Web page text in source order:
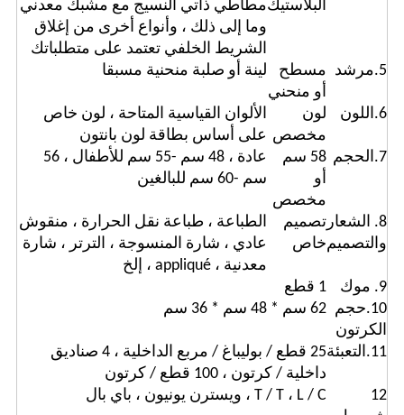
البلاستيكمطاطي ذاتي النسيج مع مشبك معدني
وما إلى ذلك ، وأنواع أخرى من إغلاق
الشريط الخلفي تعتمد على متطلباتك
5.مرشد
مسطح
أو منحني
لينة أو صلبة منحنية مسبقا
6.اللون
لون
مخصص
الألوان القياسية المتاحة ، لون خاص
على أساس بطاقة لون بانتون
7.الحجم
58 سم
أو
مخصص
عادة ، 48 سم -55 سم للأطفال ، 56
سم -60 سم للبالغين
8. الشعار
والتصميم
تصميم
خاص
الطباعة ، طباعة نقل الحرارة ، منقوش
عادي ، شارة المنسوجة ، الترتر ، شارة
معدنية ، appliqué ، إلخ
9. موك
1 قطع
10.حجم
الكرتون
62 سم ​​* 48 سم * 36 سم
11.التعبئة
25 قطع / بوليباغ / مربع الداخلية ، 4 صناديق
داخلية / كرتون ، 100 قطع / كرتون
12
T / T ، L / C ، ويسترن يونيون ، باي بال